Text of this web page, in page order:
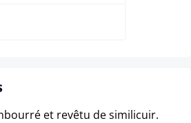
et revêtu de similicuir.